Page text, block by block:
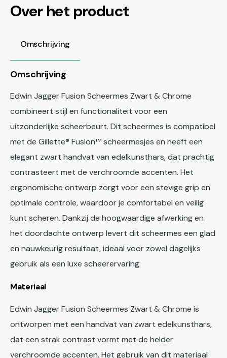
Over het product
Omschrijving
Omschrijving
Edwin Jagger Fusion Scheermes Zwart & Chrome
combineert stijl en functionaliteit voor een
uitzonderlijke scheerbeurt. Dit scheermes is compatibel
met de Gillette® Fusion™ scheermesjes en heeft een
elegant zwart handvat van edelkunsthars, dat prachtig
contrasteert met de verchroomde accenten. Het
ergonomische ontwerp zorgt voor een stevige grip en
optimale controle, waardoor je comfortabel en veilig
kunt scheren. Dankzij de hoogwaardige afwerking en
het doordachte ontwerp levert dit scheermes een glad
en nauwkeurig resultaat, ideaal voor zowel dagelijks
gebruik als een luxe scheerervaring.
Materiaal
Edwin Jagger Fusion Scheermes Zwart & Chrome is
ontworpen met een handvat van zwart edelkunsthars,
dat een strak contrast vormt met de helder
verchroomde accenten. Het gebruik van dit materiaal